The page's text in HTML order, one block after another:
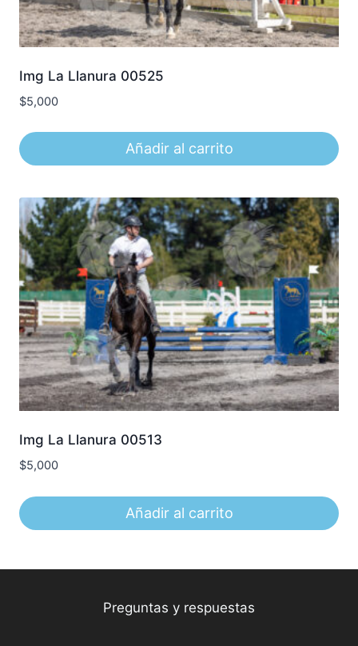
Img La Llanura 00525
$5,000
Añadir al carrito
Img La Llanura 00513
$5,000
Añadir al carrito
Preguntas y respuestas